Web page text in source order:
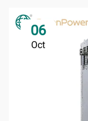
06
Oct